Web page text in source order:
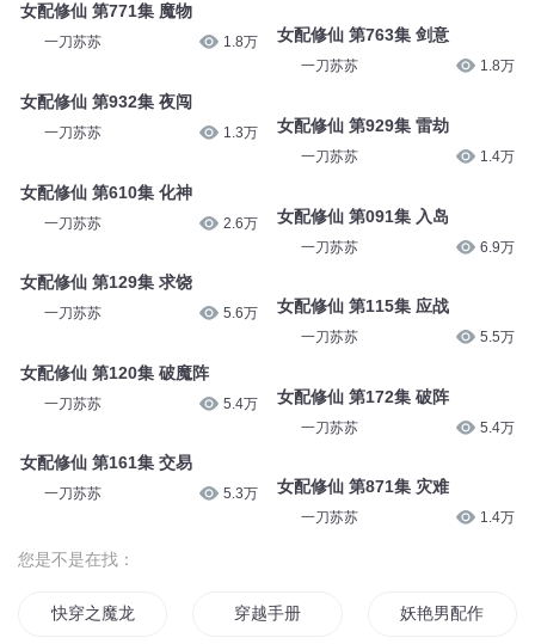
女配修仙 第771集 魔物
一刀苏苏 1.8万
女配修仙 第932集 夜闯
一刀苏苏 1.3万
女配修仙 第610集 化神
一刀苏苏 2.6万
女配修仙 第129集 求饶
一刀苏苏 5.6万
女配修仙 第120集 破魔阵
一刀苏苏 5.4万
女配修仙 第161集 交易
一刀苏苏 5.3万
女配修仙 第763集 剑意
一刀苏苏 1.8万
女配修仙 第929集 雷劫
一刀苏苏 1.4万
女配修仙 第091集 入岛
一刀苏苏 6.9万
女配修仙 第115集 应战
一刀苏苏 5.5万
女配修仙 第172集 破阵
一刀苏苏 5.4万
女配修仙 第871集 灾难
一刀苏苏 1.4万
您是不是在找：
快穿之魔龙穿越手册 穿越手册 妖艳男配作死手册